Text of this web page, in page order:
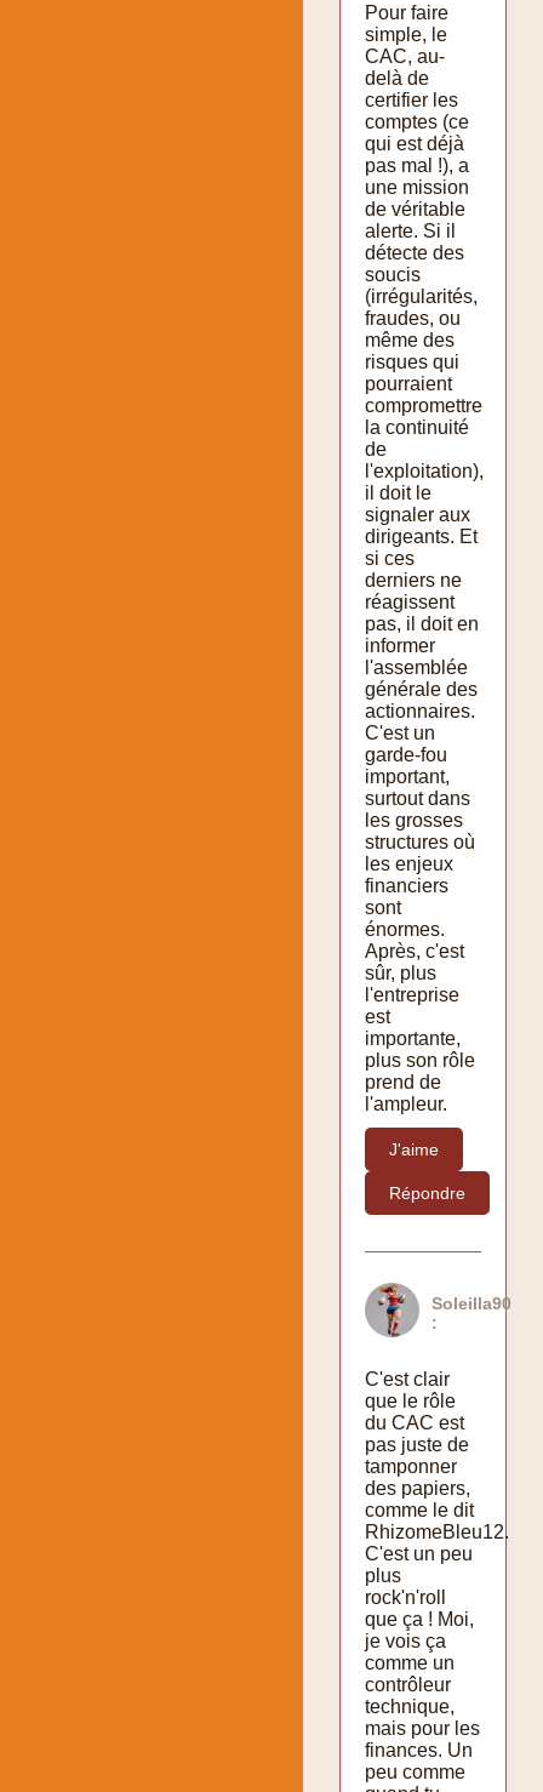
Pour faire
simple, le
CAC, au-
delà de
certifier les
comptes (ce
qui est déjà
pas mal !), a
une mission
de véritable
alerte. Si il
détecte des
soucis
(irrégularités,
fraudes, ou
même des
risques qui
pourraient
compromettre
la continuité
de
l'exploitation),
il doit le
signaler aux
dirigeants. Et
si ces
derniers ne
réagissent
pas, il doit en
informer
l'assemblée
générale des
actionnaires.
C'est un
garde-fou
important,
surtout dans
les grosses
structures où
les enjeux
financiers
sont
énormes.
Après, c'est
sûr, plus
l'entreprise
est
importante,
plus son rôle
prend de
l'ampleur.
J'aime
Répondre
Soleilla90
:
C'est clair
que le rôle
du CAC est
pas juste de
tamponner
des papiers,
comme le dit
RhizomeBleu12.
C'est un peu
plus
rock'n'roll
que ça ! Moi,
je vois ça
comme un
contrôleur
technique,
mais pour les
finances. Un
peu comme